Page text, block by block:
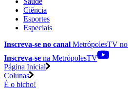
Ciência
Esportes
Especiais
Inscreva-se no canal MetrópolesTV no
Inscreva-se na MetrópolesTV
Página Inicial
Colunas
É o bicho!